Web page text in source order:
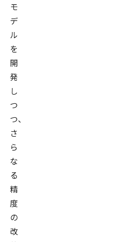
モ
デ
ル
を
開
発
し
つ
つ、
さ
ら
な
る
精
度
の
改